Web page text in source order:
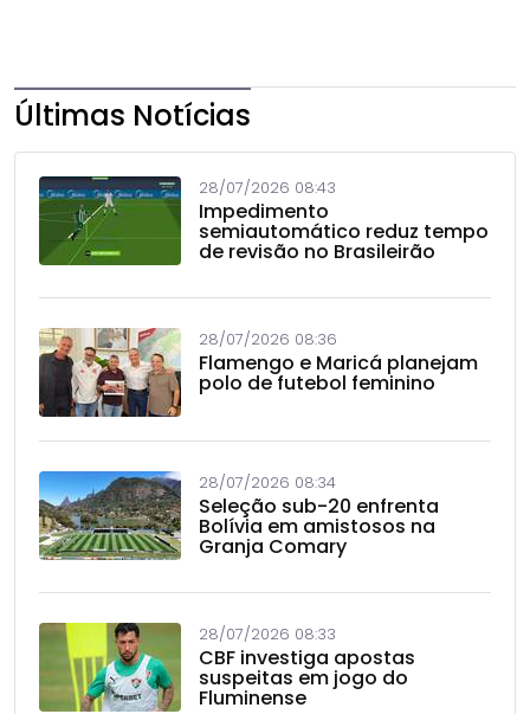
Últimas Notícias
28/07/2026 08:43
Impedimento
semiautomático reduz tempo
de revisão no Brasileirão
28/07/2026 08:36
Flamengo e Maricá planejam
polo de futebol feminino
28/07/2026 08:34
Seleção sub-20 enfrenta
Bolívia em amistosos na
Granja Comary
28/07/2026 08:33
CBF investiga apostas
suspeitas em jogo do
Fluminense